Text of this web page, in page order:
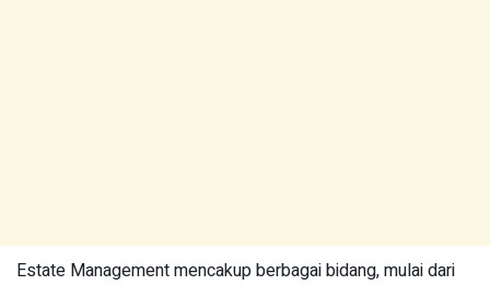
Estate Management mencakup berbagai bidang, mulai dari